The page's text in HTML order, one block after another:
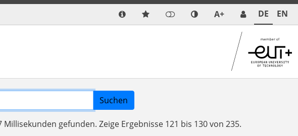
A+ DE EN
Suchen
Millisekunden gefunden. Zeige Ergebnisse 121 bis 130 von 235.